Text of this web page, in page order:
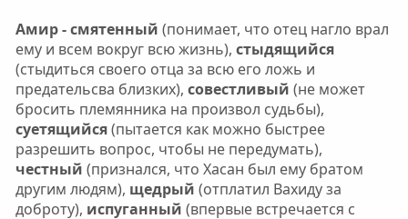
Амир - смятенный (понимает, что отец нагло врал
ему и всем вокруг всю жизнь), стыдящийся
(стыдиться своего отца за всю его ложь и
предательсва близких), совестливый (не может
бросить племянника на произвол судьбы),
суетящийся(пытается как можно быстрее
разрешить вопрос, чтобы не передумать),
честный (признался, что Хасан был ему братом
другим людям), щедрый (отплатил Вахиду за
доброту), испуганный (впервые встречается с